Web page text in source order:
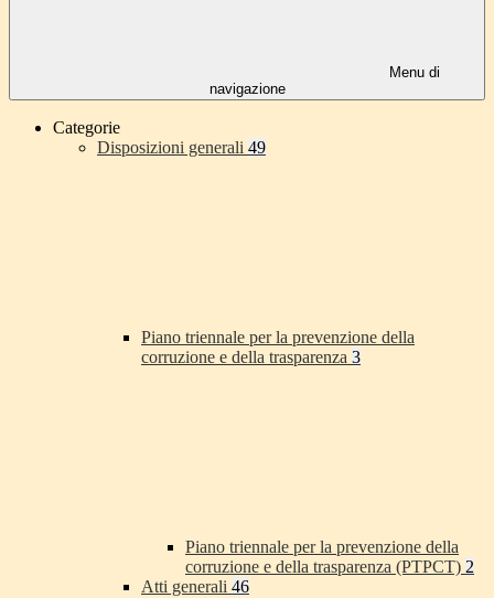
Menu di
navigazione
Categorie
Disposizioni generali 49
Piano triennale per la prevenzione della
corruzione e della trasparenza 3
Piano triennale per la prevenzione della
corruzione e della trasparenza (PTPCT) 2
Atti generali 46